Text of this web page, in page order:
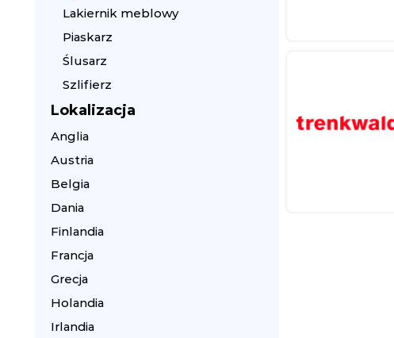
Lakiernik meblowy
Piaskarz
Ślusarz
Szlifierz
Lokalizacja
Anglia
Austria
Belgia
Dania
Finlandia
Francja
Grecja
Holandia
Irlandia